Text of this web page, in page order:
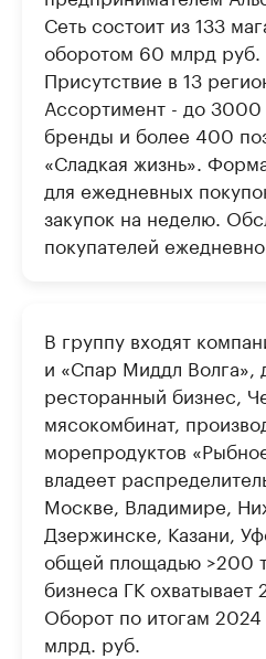
Сеть состоит из 133
оборотом 60 млрд руб.
Присутствие в 13
Ассортимент - до 3000
бренды и более 400
«Сладкая жизнь».
для ежедневных
закупок на неделю.
покупателей ежедневно.
В группу входят
и «Спар Миддл Волга»,
ресторанный бизнес,
мясокомбинат,
морепродуктов
владеет
Москве, Владимире,
Дзержинске, Казани,
общей площадью >200
бизнеса ГК охватывает
Оборот по итогам 2024
млрд. руб.